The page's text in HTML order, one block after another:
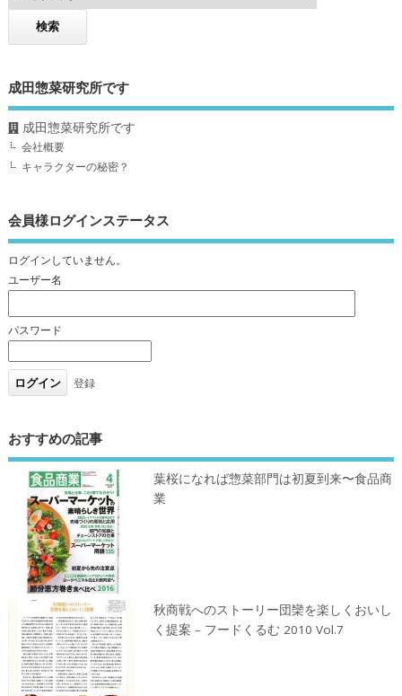
成田惣菜研究所です
成田惣菜研究所です
会社概要
キャラクターの秘密？
会員様ログインステータス
ログインしていません。
ユーザー名
パスワード
登録
おすすめの記事
葉桜になれば惣菜部門は初夏到来〜食品商
業
秋商戦へのストーリー団欒を楽しくおいし
く提案 – フードくるむ 2010 Vol.7